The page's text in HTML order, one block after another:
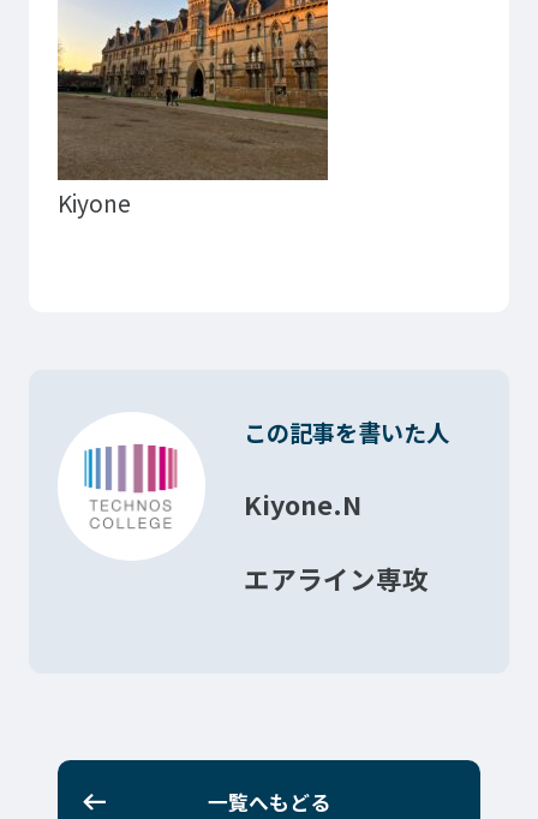
Kiyone
この記事を書いた人
Kiyone.N
エアライン専攻
一覧へもどる